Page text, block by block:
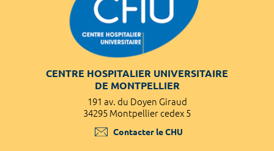
CENTRE HOSPITALIER UNIVERSITAIRE
DE MONTPELLIER
191 av. du Doyen Giraud
34295 Montpellier cedex 5
Contacter le CHU